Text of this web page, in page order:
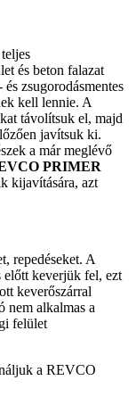
és beton falazat
zsugorodásmentes
kell lennie. A
távolítsuk el, majd
javítsuk ki.
a már meglévő
PRIMER
kijavítására, azt
repedéseket. A
keverjük fel, ezt
keverőszárral
alkalmas a
felület
a REVCO